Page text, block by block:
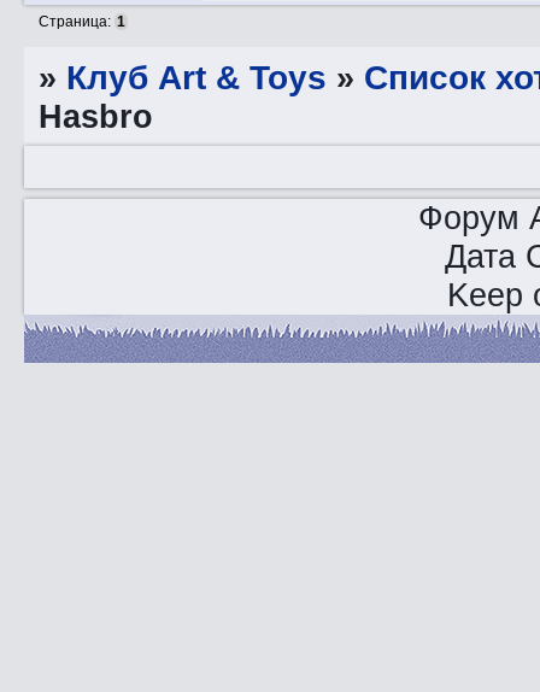
Страница: 1
» Клуб Art & Toys » Список
Hasbro
Форум
Дата
Keep